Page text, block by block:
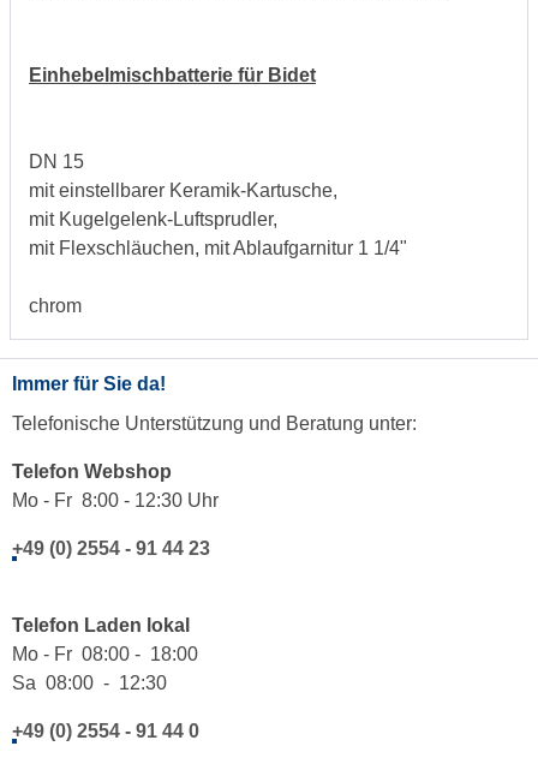
Einhebelmischbatterie für Bidet
DN 15
mit einstellbarer Keramik-Kartusche,
mit Kugelgelenk-Luftsprudler,
mit Flexschläuchen, mit Ablaufgarnitur 1 1/4"
chrom
Immer für Sie da!
Telefonische Unterstützung und Beratung unter:
Telefon Webshop
Mo - Fr 8:00 - 12:30 Uhr
+49 (0) 2554 - 91 44 23
Telefon Laden lokal
Mo - Fr 08:00 - 18:00
Sa 08:00 - 12:30
+49 (0) 2554 - 91 44 0